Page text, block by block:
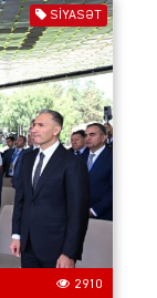
SIYASƏT
2910